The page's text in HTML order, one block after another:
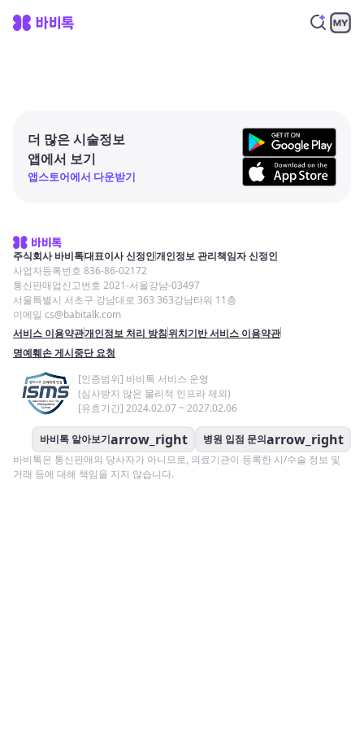
더 많은 시술정보
앱에서 보기
앱스토어에서 다운받기
주식회사 바비톡대표이사 신정인개인정보 관리책임자 신정인
사업자등록번호 836-86-02172
통신판매업신고번호 2021-서울강남-03497
서울특별시 서초구 강남대로 363 363강남타워 11층
이메일 cs@babitalk.com
서비스 이용약관개인정보 처리 방침위치기반 서비스 이용약관
명예훼손 게시중단 요청
[인증범위] 바비톡 서비스 운영
(심사받지 않은 물리적 인프라 제외)
[유효기간] 2024.02.07 ~ 2027.02.06
바비톡 알아보기arrow_right 병원 입점 문의arrow_right
바비톡은 통신판매의 당사자가 아니므로, 의료기관이 등록한 시/수술 정보 및
거래 등에 대해 책임을 지지 않습니다.